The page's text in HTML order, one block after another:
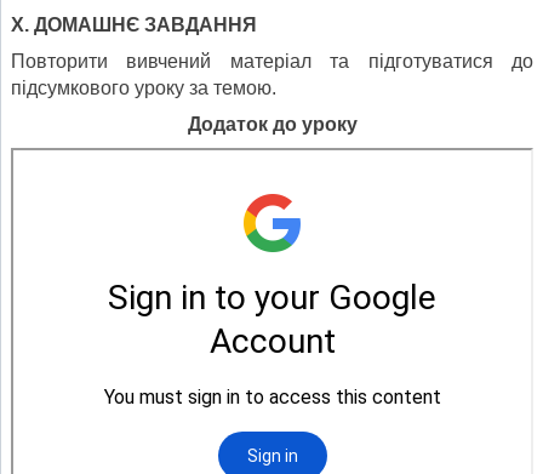
Х. ДОМАШНЄ ЗАВДАННЯ
Повторити вивчений матеріал та підготуватися до
підсумкового уроку за темою.
Додаток до уроку